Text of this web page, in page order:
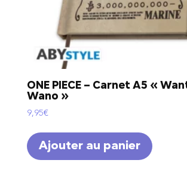
ONE PIECE – Carnet A5 «
Wano »
9,95€
Ajouter au panier